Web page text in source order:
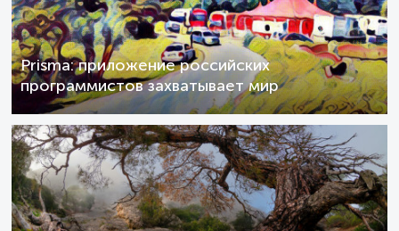
Prisma: приложение российских
программистов захватывает мир